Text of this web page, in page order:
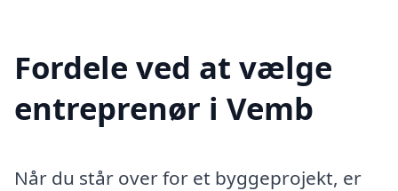
Fordele ved at vælge
entreprenør i Vemb
Når du står over for et byggeprojekt, er